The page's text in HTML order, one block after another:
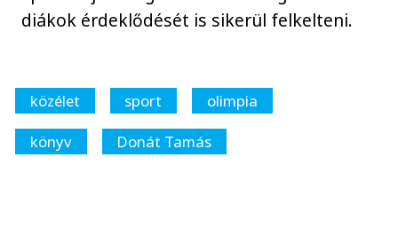
diákok érdeklődését is sikerül felkelteni.
közélet sport
olimpia
könyv
Donát Tamás